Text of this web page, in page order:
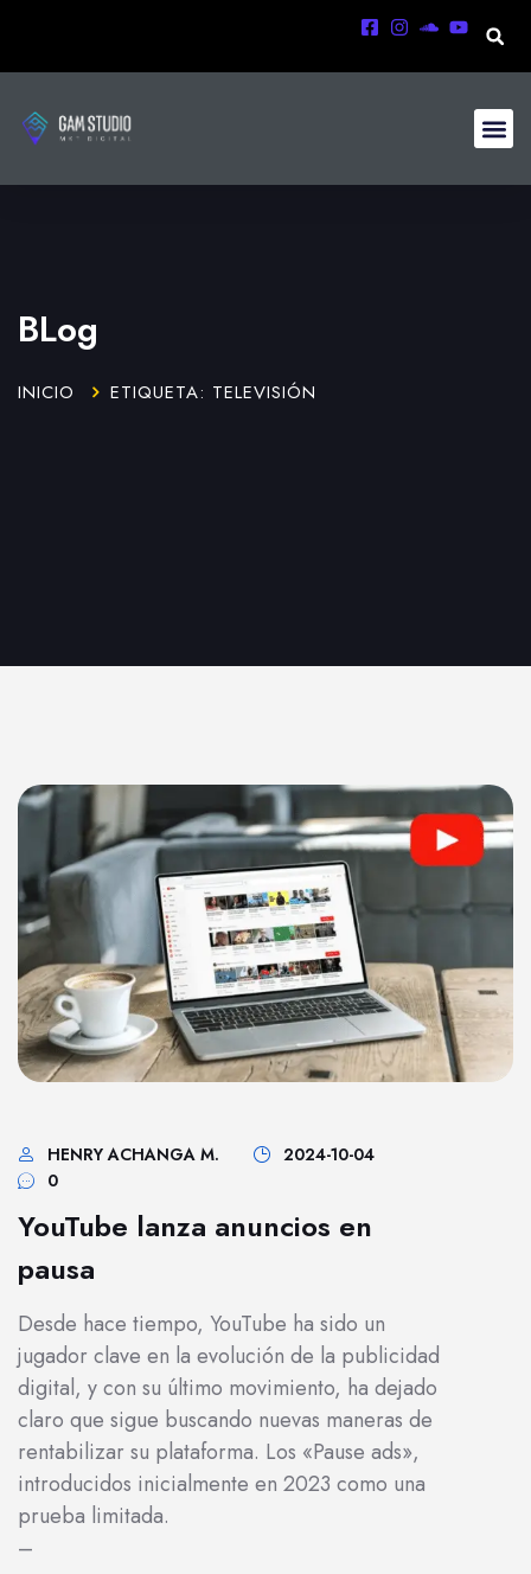
BLog
INICIO ETIQUETA: TELEVISIÓN
HENRY ACHANGA M.
2024-10-04
0
YouTube lanza anuncios en
pausa
Desde hace tiempo, YouTube ha sido un
jugador clave en la evolución de la publicidad
digital, y con su último movimiento, ha dejado
claro que sigue buscando nuevas maneras de
rentabilizar su plataforma. Los «Pause ads»,
introducidos inicialmente en 2023 como una
prueba limitada.
–